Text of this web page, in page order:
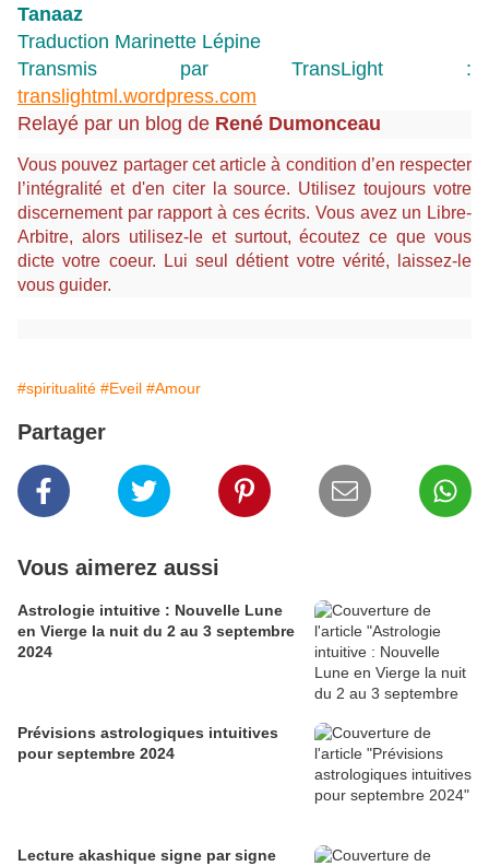
Tanaaz
Traduction Marinette Lépine
Transmis par TransLight :
translightml.wordpress.com
Relayé par un blog de René Dumonceau
Vous pouvez partager cet article à condition d’en respecter
l’intégralité et d'en citer la source. Utilisez toujours votre
discernement par rapport à ces écrits. Vous avez un Libre-
Arbitre, alors utilisez-le et surtout, écoutez ce que vous
dicte votre coeur. Lui seul détient votre vérité, laissez-le
vous guider.
#spiritualité #Eveil #Amour
Partager
Vous aimerez aussi
Astrologie intuitive : Nouvelle Lune
en Vierge la nuit du 2 au 3 septembre
2024
Prévisions astrologiques intuitives
pour septembre 2024
Lecture akashique signe par signe